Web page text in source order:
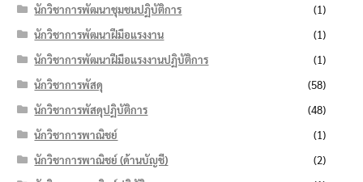
นักวิชาการพัฒนาชุมชนปฏิบัติการ
(1)
นักวิชาการพัฒนาฝีมือแรงงาน
(1)
นักวิชาการพัฒนาฝีมือแรงงานปฏิบัติการ
(1)
นักวิชาการพัสดุ
(58)
นักวิชาการพัสดุปฏิบัติการ
(48)
นักวิชาการพาณิชย์
(1)
นักวิชาการพาณิชย์ (ด้านบัญชี)
(2)